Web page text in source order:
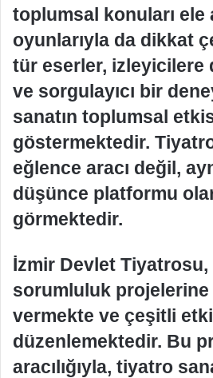
toplumsal konuları ele
oyunlarıyla da dikkat
tür eserler, izleyicilere
ve sorgulayıcı bir
sanatın toplumsal
göstermektedir.
eğlence aracı değil,
düşünce platformu
görmektedir.
İzmir Devlet
sorumluluk projelerine
vermekte ve çeşitli
düzenlemektedir. Bu
aracılığıyla, tiyatro